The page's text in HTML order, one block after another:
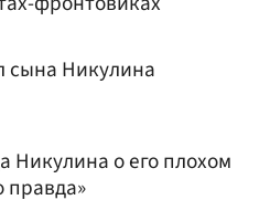
Никулина
Никулина о его плохом
правда»